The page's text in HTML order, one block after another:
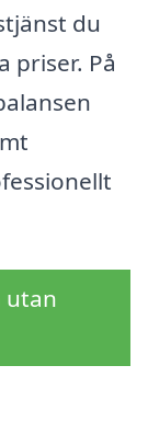
du
priser. På
utan